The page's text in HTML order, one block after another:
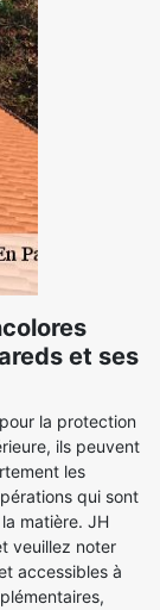
et ses
la protection
ils peuvent
les
qui sont
matière. JH
veuillez noter
accessibles à